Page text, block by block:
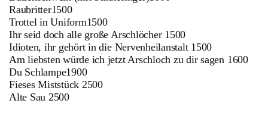
Raubritter1500
Trottel in Uniform1500
Ihr seid doch alle große Arschlöcher 1500
Idioten, ihr gehört in die Nervenheilanstalt 1500
Am liebsten würde ich jetzt Arschloch zu dir sagen 1600
Du Schlampe1900
Fieses Miststück 2500
Alte Sau 2500